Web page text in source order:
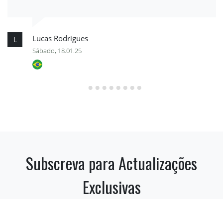
L Lucas Rodrigues
Sábado, 18.01.25
Subscreva para Actualizações
Exclusivas